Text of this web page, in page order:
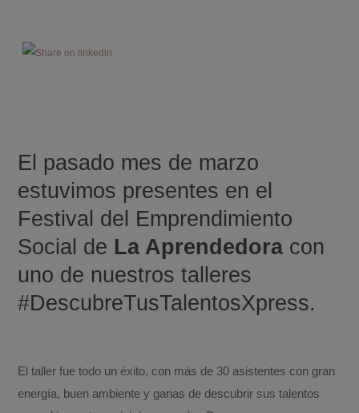
El pasado mes de marzo
estuvimos presentes en el
Festival del Emprendimiento
Social de La Aprendedora con
uno de nuestros talleres
#DescubreTusTalentosXpress.
El taller fue todo un éxito, con más de 30 asistentes con gran
energía, buen ambiente y ganas de descubrir sus talentos